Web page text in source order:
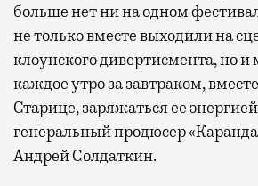
больше нет ни на одном
не только вместе выходили на
клоунского дивертисмента, но и
каждое утро за завтраком,
Старице, заряжаться ее
генеральный продюсер
Андрей Солдаткин.